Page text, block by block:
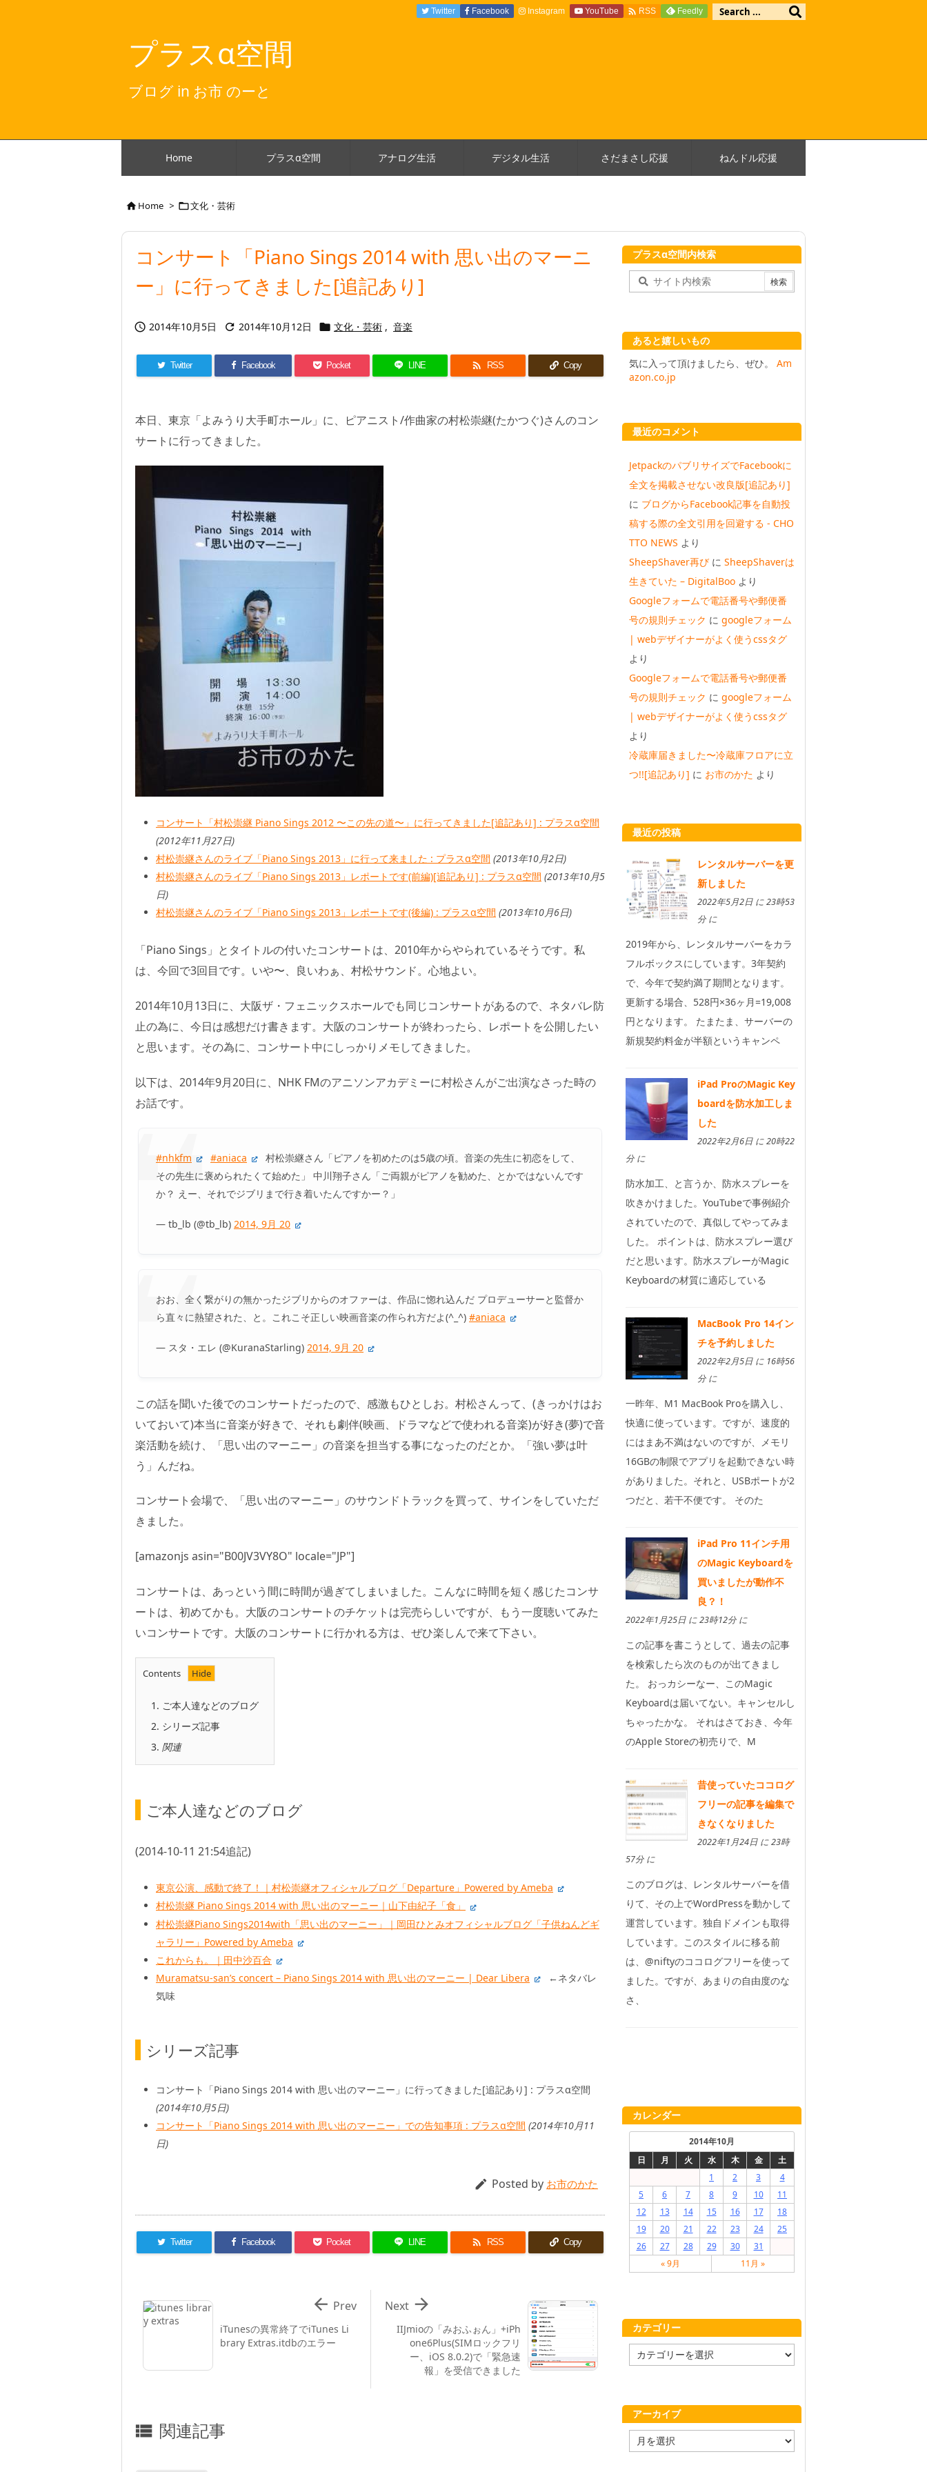
プラスα空間
ブログ in お市 のーと
Home プラスα空間 アナログ生活 デジタル生活 さだまさし応援 ねんドル応援
Twitter Facebook Instagram YouTube  RSS Feedly
Home > 文化・芸術
コンサート「Piano Sings 2014 with 思い出のマーニ
ー」に行ってきました[追記あり]
 2014年10月5日  2014年10月12日  文化・芸術 , 音楽
Twitter Facebook Pocket LINE  RSS Copy
本日、東京「よみうり大手町ホール」に、ピアニスト/作曲家の村松崇継(たかつぐ)さんのコン
サートに行ってきました。
コンサート「村松崇継 Piano Sings 2012 〜この先の道〜」に行ってきました[追記あり] : プラスα空間
(2012年11月27日)
村松崇継さんのライブ「Piano Sings 2013」に行って来ました : プラスα空間 (2013年10月2日)
村松崇継さんのライブ「Piano Sings 2013」レポートです(前編)[追記あり] : プラスα空間 (2013年10月5
日)
村松崇継さんのライブ「Piano Sings 2013」レポートです(後編) : プラスα空間 (2013年10月6日)
「Piano Sings」とタイトルの付いたコンサートは、2010年からやられているそうです。私
は、今回で3回目です。いや〜、良いわぁ、村松サウンド。心地よい。
2014年10月13日に、大阪ザ・フェニックスホールでも同じコンサートがあるので、ネタバレ防
止の為に、今日は感想だけ書きます。大阪のコンサートが終わったら、レポートを公開したい
と思います。その為に、コンサート中にしっかりメモしてきました。
以下は、2014年9月20日に、NHK FMのアニソンアカデミーに村松さんがご出演なさった時の
お話です。
#nhkfm #aniaca
村松崇継さん「ピアノを初めたのは5歳の頃。音楽の先生に初恋をして、
その先生に褒められたくて始めた」 中川翔子さん「ご両親がピアノを勧めた、とかではないんです
か？ えー、それでジブリまで行き着いたんですかー？」
— tb_lb (@tb_lb) 2014, 9月 20
おお、全く繋がりの無かったジブリからのオファーは、作品に惚れ込んだ プロデューサーと監督か
ら直々に熱望された、と。これこそ正しい映画音楽の作られ方だよ(^_^) #aniaca
— スタ・エレ (@KuranaStarling) 2014, 9月 20
この話を聞いた後でのコンサートだったので、感激もひとしお。村松さんって、(きっかけはお
いておいて)本当に音楽が好きで、それも劇伴(映画、ドラマなどで使われる音楽)が好き(夢)で音
楽活動を続け、「思い出のマーニー」の音楽を担当する事になったのだとか。「強い夢は叶
う」んだね。
コンサート会場で、「思い出のマーニー」のサウンドトラックを買って、サインをしていただ
きました。
[amazonjs asin="B00JV3VY8O" locale="JP"]
コンサートは、あっという間に時間が過ぎてしまいました。こんなに時間を短く感じたコンサ
ートは、初めてかも。大阪のコンサートのチケットは完売らしいですが、もう一度聴いてみた
いコンサートです。大阪のコンサートに行かれる方は、ぜひ楽しんで来て下さい。
Contents
1. ご本人達などのブログ
2. シリーズ記事
3. 関連
ご本人達などのブログ
(2014-10-11 21:54追記)
東京公演、感動で終了！｜村松崇継オフィシャルブログ「Departure」Powered by Ameba
村松崇継 Piano Sings 2014 with 思い出のマーニー｜山下由紀子「食」
村松崇継Piano Sings2014with「思い出のマーニー」｜岡田ひとみオフィシャルブログ「子供ねんどギ
ャラリー」Powered by Ameba
これからも。｜田中沙百合
Muramatsu-san’s concert – Piano Sings 2014 with 思い出のマーニー | Dear Libera
←ネタバレ
気味
シリーズ記事
コンサート「Piano Sings 2014 with 思い出のマーニー」に行ってきました[追記あり] : プラスα空間
(2014年10月5日)
コンサート「Piano Sings 2014 with 思い出のマーニー」での告知事項 : プラスα空間 (2014年10月11
日)
 Posted by お市のかた
Twitter Facebook Pocket LINE  RSS Copy
IIJmioの「みおふぉん」+iPh
one6Plus(SIMロックフリ
ー、iOS 8.0.2)で「緊急速
報」を受信できました

Next
iTunesの異常終了でiTunes Li
brary Extras.itdbのエラー
 Prev
 関連記事
プラスα空間内検索
あると嬉しいもの
気に入って頂けましたら、ぜひ。 Am
azon.co.jp
最近のコメント
JetpackのパブリサイズでFacebookに
全文を掲載させない改良版[追記あり]
に ブログからFacebook記事を自動投
稿する際の全文引用を回避する - CHO
TTO NEWS より
SheepShaver再び に SheepShaverは
生きていた – DigitalBoo より
Googleフォームで電話番号や郵便番
号の規則チェック に googleフォーム
| webデザイナーがよく使うcssタグ
より
Googleフォームで電話番号や郵便番
号の規則チェック に googleフォーム
| webデザイナーがよく使うcssタグ
より
冷蔵庫届きました〜冷蔵庫フロアに立
つ!![追記あり] に お市のかた より
最近の投稿
レンタルサーバーを更
新しました
2022年5月2日 に 23時53
分 に
2019年から、レンタルサーバーをカラ
フルボックスにしています。3年契約
で、今年で契約満了期間となります。
更新する場合、528円×36ヶ月=19,008
円となります。 たまたま、サーバーの
新規契約料金が半額というキャンペ
iPad ProのMagic Key
boardを防水加工しま
した
2022年2月6日 に 20時22
分 に
防水加工、と言うか、防水スプレーを
吹きかけました。YouTubeで事例紹介
されていたので、真似してやってみま
した。 ポイントは、防水スプレー選び
だと思います。防水スプレーがMagic
Keyboardの材質に適応している
MacBook Pro 14イン
チを予約しました
2022年2月5日 に 16時56
分 に
一昨年、M1 MacBook Proを購入し、
快適に使っています。ですが、速度的
にはまあ不満はないのですが、メモリ
16GBの制限でアプリを起動できない時
がありました。それと、USBポートが2
つだと、若干不便です。 そのた
iPad Pro 11インチ用
のMagic Keyboardを
買いましたが動作不
良？！
2022年1月25日 に 23時12分 に
この記事を書こうとして、過去の記事
を検索したら次のものが出てきまし
た。 おっカシーなー、このMagic
Keyboardは届いてない。キャンセルし
ちゃったかな。 それはさておき、今年
のApple Storeの初売りで、M
昔使っていたココログ
フリーの記事を編集で
きなくなりました
2022年1月24日 に 23時
57分 に
このブログは、レンタルサーバーを借
りて、その上でWordPressを動かして
運営しています。独自ドメインも取得
しています。このスタイルに移る前
は、@niftyのココログフリーを使って
ました。ですが、あまりの自由度のな
さ、
カレンダー
2014年10月
日
月 火 水 木 金
土
1
2 3
4
5
6 7 8 9 10
11
12
13 14 15 16 17
18
19
20 21 22 23 24
25
26
27 28 29 30
31
« 9月
11月 »
カテゴリー
テ
ー
アーカイブ
ー